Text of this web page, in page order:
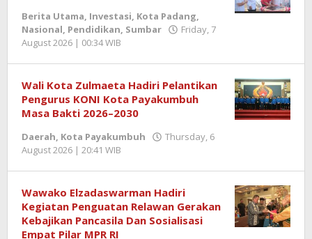
Berita Utama, Investasi, Kota Padang,
Nasional, Pendidikan, Sumbar
Friday, 7
August 2026 | 00:34 WIB
Wali Kota Zulmaeta Hadiri Pelantikan
Pengurus KONI Kota Payakumbuh
Masa Bakti 2026–2030
Daerah, Kota Payakumbuh
Thursday, 6
August 2026 | 20:41 WIB
Wawako Elzadaswarman Hadiri
Kegiatan Penguatan Relawan Gerakan
Kebajikan Pancasila Dan Sosialisasi
Empat Pilar MPR RI